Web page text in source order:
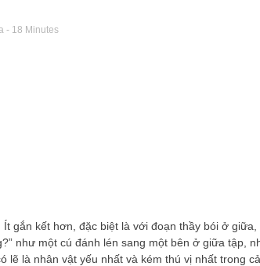
- 18 Minutes
gắn kết hơn, đặc biệt là với đoạn thầy bói ở giữa,
như một cú đánh lén sang một bên ở giữa tập,
lẽ là nhân vật yếu nhất và kém thú vị nhất trong